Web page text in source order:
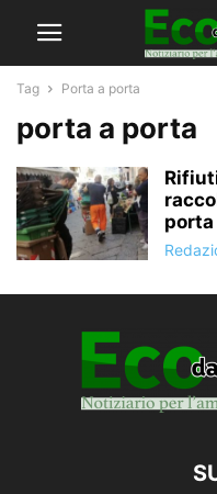
Tag Porta a porta
porta a porta
porta